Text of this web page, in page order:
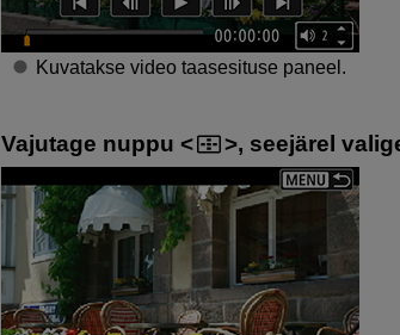
Kuvatakse video taasesituse paneel.
Vajutage nuppu , seejärel